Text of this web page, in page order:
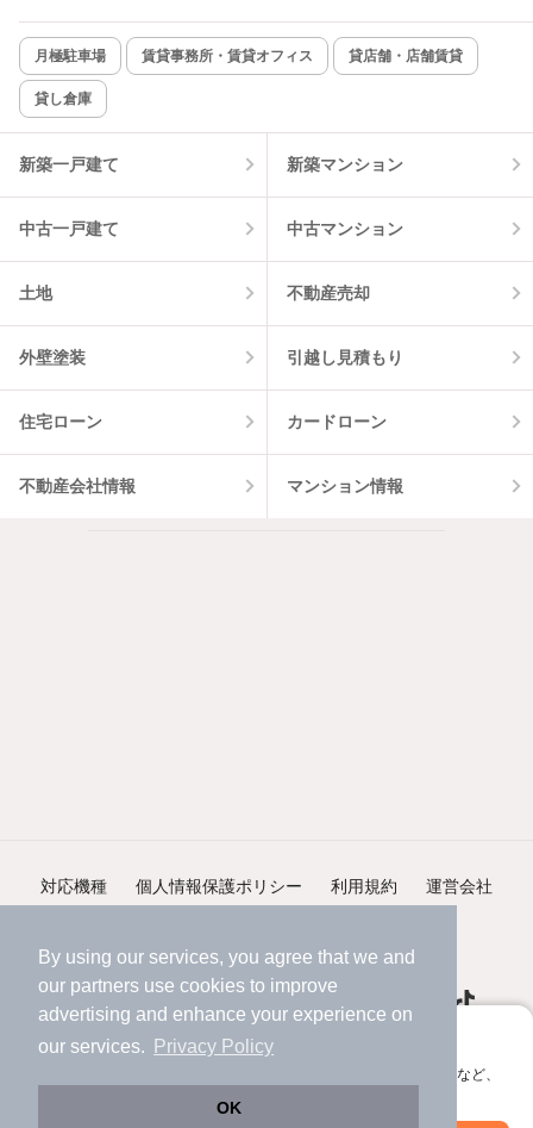
By using our services, you agree that we and
our partners use cookies to improve
advertising and enhance your experience on
our services.
Privacy Policy
OK
アプリに切り替えて、サクサクお部屋探し
会員登録なしですぐ使える。マップ検索やお気に入り保存など、
新着のみ インターネット無料
該当件数:
2
月極駐車場 賃貸事務所・賃貸オフィス 貸店舗・店舗賃貸
貸し倉庫
新築一戸建て 新築マンション
中古一戸建て 中古マンション
土地 不動産売却
外壁塗装 引越し見積もり
住宅ローン カードローン
不動産会社情報 マンション情報
対応機種 個人情報保護ポリシー 利用規約 運営会社
©NIFTY Lifestyle Co., Ltd.